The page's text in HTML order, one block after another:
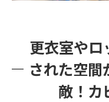
更衣室やロ
された空間
敵！カ